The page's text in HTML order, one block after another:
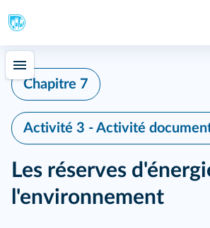
Chapitre 7
Activité 3 - Activité
Les réserves
l'environnement